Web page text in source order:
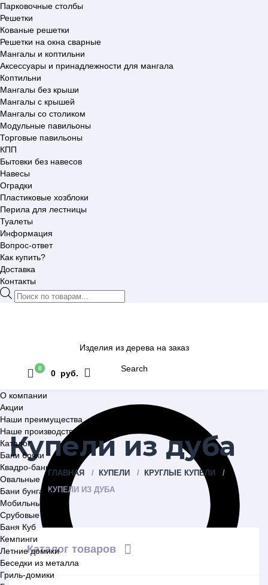
Парковочные столбы
Решетки
Кованые решетки
Решетки на окна сварные
Мангалы и коптильни
Аксессуары и принадлежности для мангала
Коптильни
Мангалы без крыши
Мангалы с крышей
Мангалы со столиком
Модульные павильоны
Торговые павильоны
КПП
Бытовки без навесов
Навесы
Оградки
Пластиковые хозблоки
Перила для лестницы
Туалеты
Информация
Вопрос-ответ
Как купить?
Доставка
Контакты
Поиск
товаров
Изделия из дерева на заказ
Search
0
0 руб.
О компании
Акции
Наши преимущества
Наше производство
Каталог
Бани бочки
Квадро-бани
Овальные бани
Бани бунгало
Мобильные бани
Срубовые бани
Баня Куб
Кемпинги
Летние домики
Беседки из металла
Гриль-домики
Купели из дуба
ГЛАВНАЯ КУПЕЛИ
КРУГЛЫЕ КУПЕЛИ
КУПЕЛИ ИЗ ДУБА
Каталог товаров